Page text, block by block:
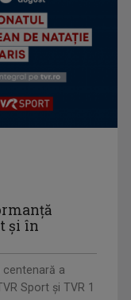
Sport. „Stejarii”
şi în
a
Sport şi TVR 1